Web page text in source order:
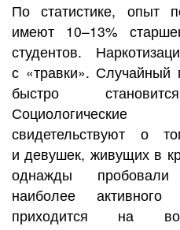
По статистике, опыт
имеют 10–13%
студентов.
с «травки». Случайный
быстро
свидетельствуют о
и девушек, живущих в
однажды
наиболее
приходится на